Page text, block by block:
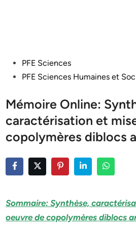
PostedPFE Sciences
PFE Sciences Humaines et
Mémoire Online:
caractérisation et
copolymères diblocs
Sommaire: Synthèse,
oeuvre de copolymères diblocs